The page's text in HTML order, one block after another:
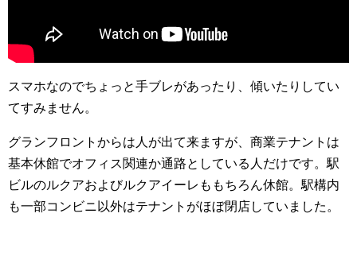
スマホなのでちょっと手ブレがあったり、傾いたりしてい
てすみません。
グランフロントからは人が出て来ますが、商業テナントは
基本休館でオフィス関連か通路としている人だけです。駅
ビルのルクアおよびルクアイーレももちろん休館。駅構内
も一部コンビニ以外はテナントがほぼ閉店していました。